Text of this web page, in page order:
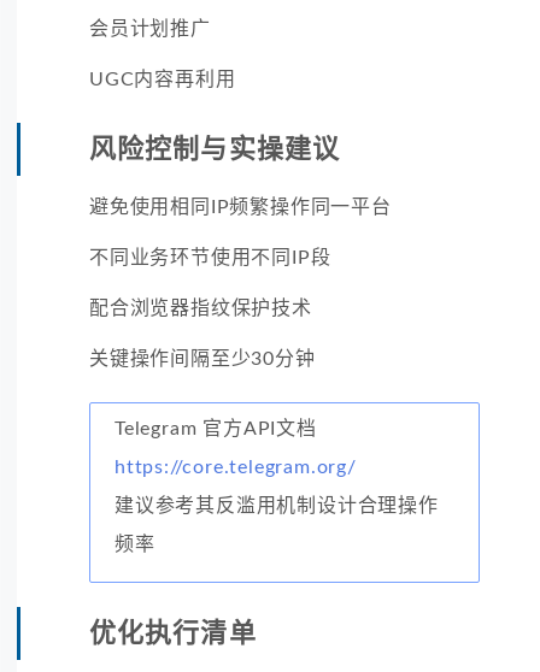
会员计划推广
UGC内容再利用
风险控制与实操建议
避免使用相同IP频繁操作同一平台
不同业务环节使用不同IP段
配合浏览器指纹保护技术
关键操作间隔至少30分钟
Telegram 官方API文档
https://core.telegram.org/
建议参考其反滥用机制设计合理操作
频率
优化执行清单